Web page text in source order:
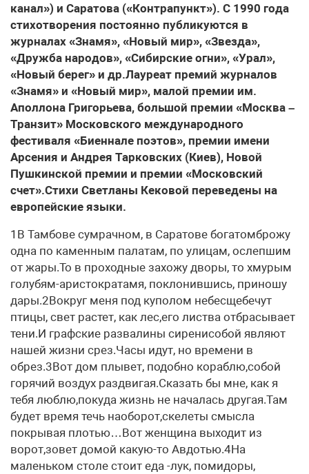
канал») и Саратова («Контрапункт»). С 1990 года
стихотворения постоянно публикуются в
журналах «Знамя», «Новый мир», «Звезда»,
«Дружба народов», «Сибирские огни», «Урал»,
«Новый берег» и др.Лауреат премий журналов
«Знамя» и «Новый мир», малой премии им.
Аполлона Григорьева, большой премии «Москва –
Транзит» Московского международного
фестиваля «Биеннале поэтов», премии имени
Арсения и Андрея Тарковских (Киев), Новой
Пушкинской премии и премии «Московский
счет».Стихи Светланы Кековой переведены на
европейские языки.
1В Тамбове сумрачном, в Саратове богатомброжу
одна по каменным палатам, по улицам, ослепшим
от жары.То в проходные захожу дворы, то хмурым
голубям-аристократамя, поклонившись, приношу
дары.2Вокруг меня под куполом небесщебечут
птицы, свет растет, как лес,его листва отбрасывает
тени.И графские развалины сиренисобой являют
нашей жизни срез.Часы идут, но времени в
обрез.3Вот дом плывет, подобно кораблю,собой
горячий воздух раздвигая.Сказать бы мне, как я
тебя люблю,покуда жизнь не началась другая.Там
будет время течь наоборот,скелеты смысла
покрывая плотью…Вот женщина выходит из
ворот,зовет домой какую-то Авдотью.4На
маленьком столе стоит еда -лук, помидоры,